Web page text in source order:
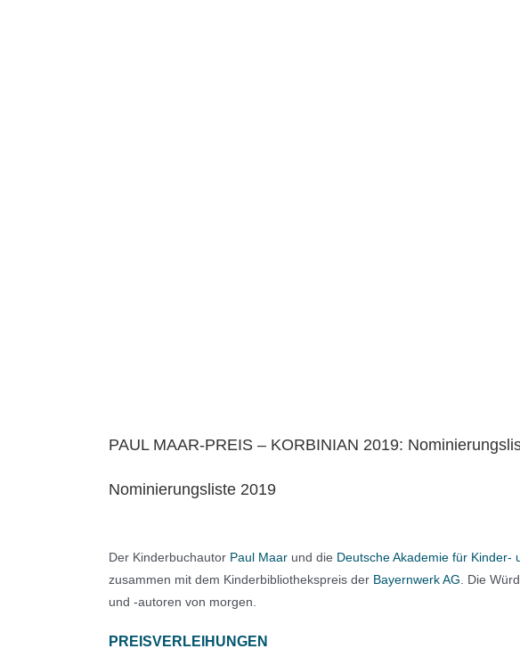
PAUL MAAR-PREIS – KORBINIAN 2019:
Nominierungsliste 2019
Der Kinderbuchautor Paul Maar und die Deutsche Akademie für Kinder-
zusammen mit dem Kinderbibliothekspreis der Bayernwerk AG . Die
und -autoren von morgen.
PREISVERLEIHUNGEN